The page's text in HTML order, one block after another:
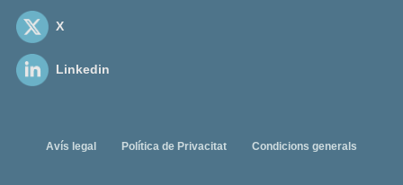
X
Linkedin
Avís legal Política de Privacitat Condicions generals